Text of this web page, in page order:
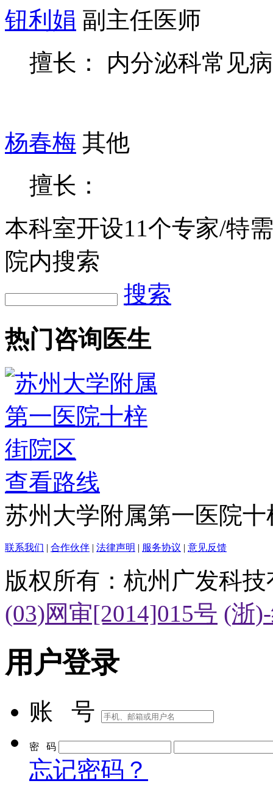
钮利娟 副主任医师
擅长： 内分泌科常见病
杨春梅 其他
擅长：
本科室开设11个专家/特
院内搜索
搜索
热门咨询医生
查看路线
苏州大学附属第一医院
联系我们 | 合作伙伴 | 法律声明 | 服务协议 | 意见反馈
版权所有：杭州广发科
(03)网审[2014]015号 (浙
用户登录
账 号
密 码
忘记密码？